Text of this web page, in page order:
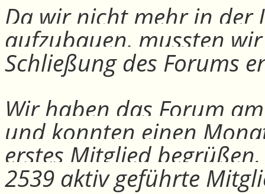
Da wir nicht mehr in der
aufzubauen, mussten
Schließung des Forums
Wir haben das Forum
und konnten einen
erstes Mitglied
2539 aktiv geführte